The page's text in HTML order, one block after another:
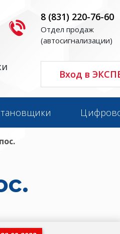
8 (831) 220-76-60
Отдел продаж
(автосигнализации)
Вход в